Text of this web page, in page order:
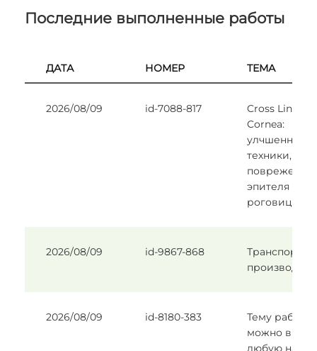
Последние выполненные работы
ДАТА НОМЕР ТЕМА
2026/08/09 id-7088-817
Cross Linking
Cornea:
улчшенные
техники, без
поврежения
эпителя
роговицы
2026/08/09 id-9867-868
Транспорт в
2026/08/09 id-8180-383
Тему работы
можно
любую на